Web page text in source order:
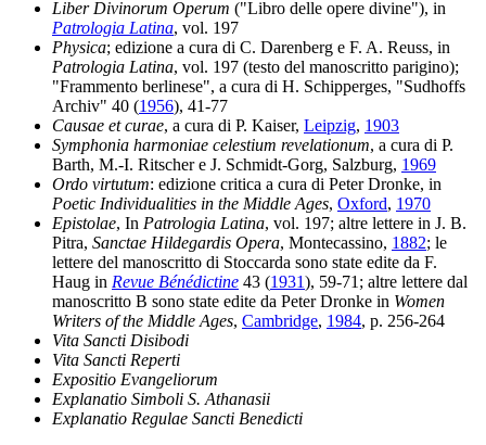
Liber Divinorum Operum ("Libro delle opere divine"), in
Patrologia Latina, vol. 197
Physica; edizione a cura di C. Darenberg e F. A. Reuss, in
Patrologia Latina, vol. 197 (testo del manoscritto parigino);
"Frammento berlinese", a cura di H. Schipperges, "Sudhoffs
Archiv" 40 (1956), 41-77
Causae et curae, a cura di P. Kaiser, Leipzig, 1903
Symphonia harmoniae celestium revelationum, a cura di P.
Barth, M.-I. Ritscher e J. Schmidt-Gorg, Salzburg, 1969
Ordo virtutum: edizione critica a cura di Peter Dronke, in
Poetic Individualities in the Middle Ages, Oxford, 1970
Epistolae, In Patrologia Latina, vol. 197; altre lettere in J. B.
Pitra, Sanctae Hildegardis Opera, Montecassino, 1882; le
lettere del manoscritto di Stoccarda sono state edite da F.
Haug in Revue Bénédictine 43 (1931), 59-71; altre lettere dal
manoscritto B sono state edite da Peter Dronke in Women
Writers of the Middle Ages, Cambridge, 1984, p. 256-264
Vita Sancti Disibodi
Vita Sancti Reperti
Expositio Evangeliorum
Explanatio Simboli S. Athanasii
Explanatio Regulae Sancti Benedicti